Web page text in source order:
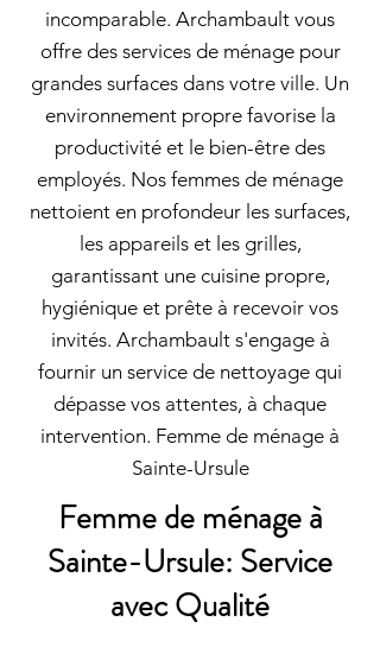
incomparable. Archambault vous
offre des services de ménage pour
grandes surfaces dans votre ville. Un
environnement propre favorise la
productivité et le bien-être des
employés. Nos femmes de ménage
nettoient en profondeur les surfaces,
les appareils et les grilles,
garantissant une cuisine propre,
hygiénique et prête à recevoir vos
invités. Archambault s'engage à
fournir un service de nettoyage qui
dépasse vos attentes, à chaque
intervention. Femme de ménage à
Sainte-Ursule
Femme de ménage à
Sainte-Ursule: Service
avec Qualité